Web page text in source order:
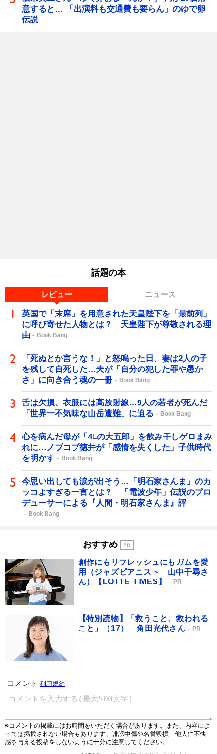
意すると… 「出演料も交通費も要らん」のゆで卵
伝説
話題の本
レビュー ニュース
英国で「末席」を用意された天皇陛下を「最前列」
に呼び寄せた人物とは？ 天皇陛下が尊敬される理
由
Book Bang
「死ぬとか言うな！」と怒鳴った日、妻は2人の子
を残して自死した…夫が「自分の犯した罪や愚か
さ」に向き合う魂の一冊
Book Bang
舌は欠損、衣服には高放射線…9人の若者が死んだ
「世界一不気味な山岳遭難」に迫る
Book Bang
心を病んだ母が「4Lの大五郎」を飲み干しゲロまみ
れに…ノブコブ徳井が「感情を失くした」子供時代
を明かす
Book Bang
今思い出しても涙が出そう…「明石家さんま」のカ
ッコよすぎる一言とは？ 「電波少年」伝説のプロ
デューサーによる『人間・明石家さんま』評
Book Bang
おすすめ
創作にもリフレッシュにもガムを愛
用（ジャズピアニスト 山中千尋さ
ん）【LOTTE TIMES】
PR
【特別読物】「救うこと、救われる
こと」（17） 角田光代さん
PR